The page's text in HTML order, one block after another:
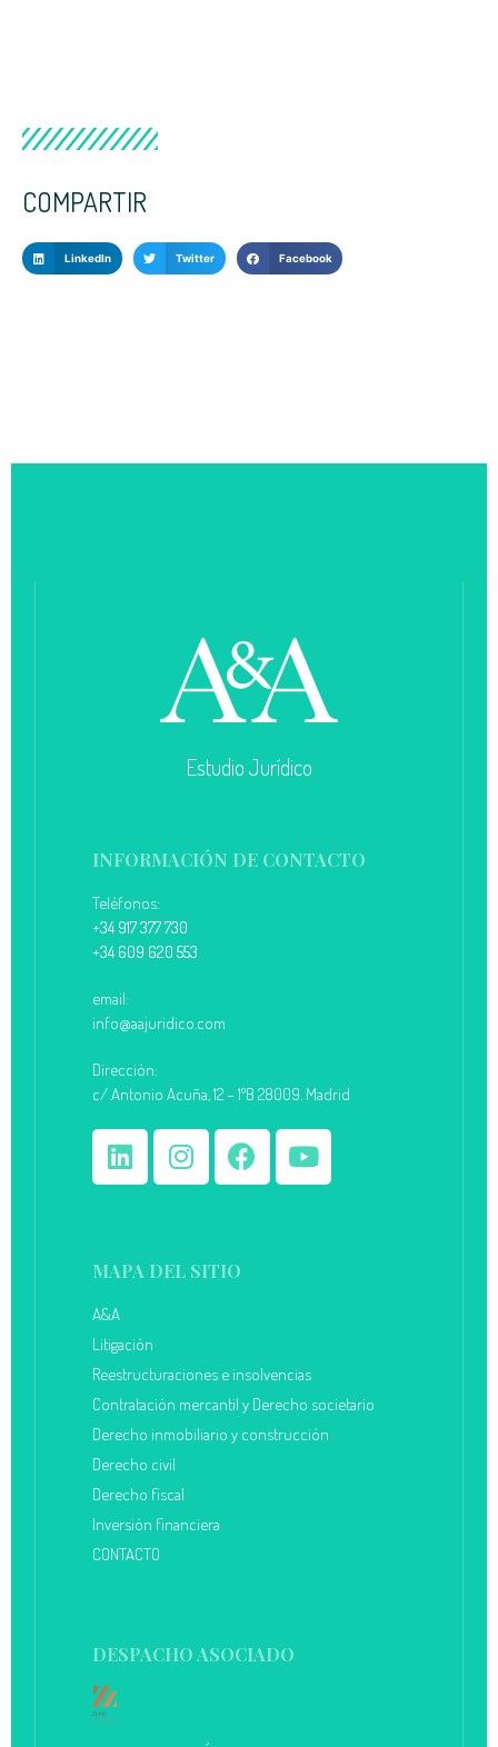
COMPARTIR
LinkedIn Twitter Facebook
Estudio Jurídico
INFORMACIÓN DE CONTACTO
Teléfonos:
+34 917 377 730
+34 609 620 553
email:
info@aajuridico.com
Dirección:
c/ Antonio Acuña, 12 – 1ºB 28009. Madrid
MAPA DEL SITIO
A&A
Litigación
Reestructuraciones e insolvencias
Contratación mercantil y Derecho societario
Derecho inmobiliario y construcción
Derecho civil
Derecho fiscal
Inversión financiera
CONTACTO
DESPACHO ASOCIADO